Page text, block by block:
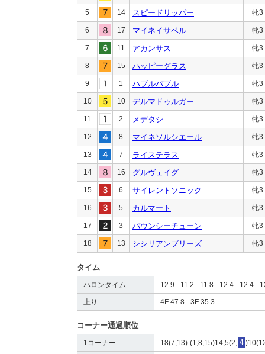
5 14 スピードリッパー 牝3
6 17 マイネイサベル 牝3
7 11 アカンサス 牝3
8 15 ハッピーグラス 牝3
9 1 ハブルバブル 牝3
10 10 デルマドゥルガー 牝3
11 2 メデタシ 牝3
12 8 マイネソルシエール 牝3
13 7 ライステラス 牝3
14 16 グルヴェイグ 牝3
15 6 サイレントソニック 牝3
16 5 カルマート 牝3
17 3 バウンシーチューン 牝3
18 13 シシリアンブリーズ 牝3
タイム
ハロンタイム 12.9 - 11.2 - 11.8 - 12.4 - 12.4 -
上り 4F 47.8 - 3F 35.3
コーナー通過順位
1コーナー 18(7,13)-(1,8,15)14,5(2, 4